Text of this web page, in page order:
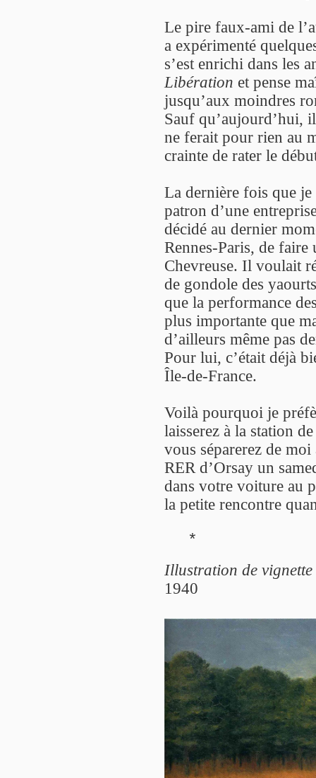
Le pire faux-ami de
a expérimenté
s’est enrichi dans les
Libération et pense
jusqu’aux moindres
Sauf qu’aujourd’hui,
ne ferait pour rien au
crainte de rater le
La dernière fois que
patron d’une
décidé au dernier
Rennes-Paris, de
Chevreuse. Il voulait
de gondole des
que la performance
plus importante que
d’ailleurs même pas
Pour lui, c’était déjà
Île-de-France.
Voilà pourquoi je
laisserez à la station
vous séparerez de
RER d’Orsay un
dans votre voiture au
la petite rencontre
*
Illustration de vignette
1940